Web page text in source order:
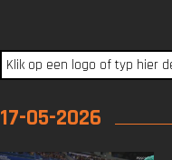
17-05-2026